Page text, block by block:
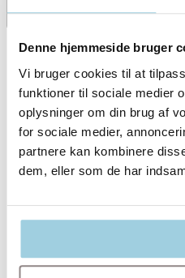
Denne hjemmeside bruger
Vi bruger cookies til at
funktioner til sociale medier
oplysninger om din brug af
for sociale medier,
partnere kan kombinere
dem, eller som de har
Vores politikker